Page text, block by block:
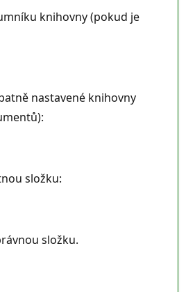
knihovny (pokud je
nastavené knihovny
složku:
složku.